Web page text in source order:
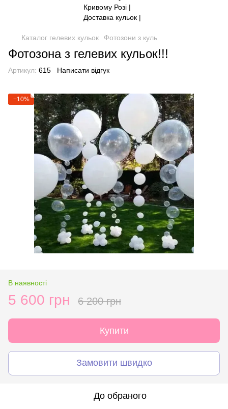
Каталог гелевих кульок Фотозони з куль
Фотозона з гелевих кульок!!!
Артикул: 615 Написати відгук
−10%
В наявності
5 600 грн 6 200 грн
Купити
Замовити швидко
До обраного